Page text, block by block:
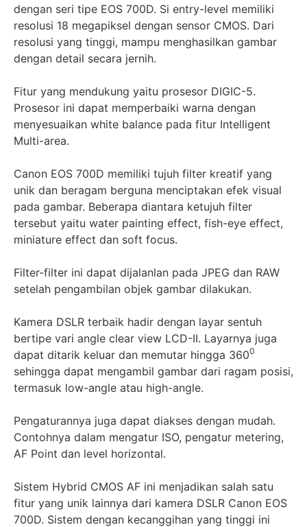
dengan seri tipe EOS 700D. Si entry-level memiliki
resolusi 18 megapiksel dengan sensor CMOS. Dari
resolusi yang tinggi, mampu menghasilkan gambar
dengan detail secara jernih.
Fitur yang mendukung yaitu prosesor DIGIC-5.
Prosesor ini dapat memperbaiki warna dengan
menyesuaikan white balance pada fitur Intelligent
Multi-area.
Canon EOS 700D memiliki tujuh filter kreatif yang
unik dan beragam berguna menciptakan efek visual
pada gambar. Beberapa diantara ketujuh filter
tersebut yaitu water painting effect, fish-eye effect,
miniature effect dan soft focus.
Filter-filter ini dapat dijalanlan pada JPEG dan RAW
setelah pengambilan objek gambar dilakukan.
Kamera DSLR terbaik hadir dengan layar sentuh
bertipe vari angle clear view LCD-II. Layarnya juga
dapat ditarik keluar dan memutar hingga 3600
sehingga dapat mengambil gambar dari ragam posisi,
termasuk low-angle atau high-angle.
Pengaturannya juga dapat diakses dengan mudah.
Contohnya dalam mengatur ISO, pengatur metering,
AF Point dan level horizontal.
Sistem Hybrid CMOS AF ini menjadikan salah satu
fitur yang unik lainnya dari kamera DSLR Canon EOS
700D. Sistem dengan kecanggihan yang tinggi ini